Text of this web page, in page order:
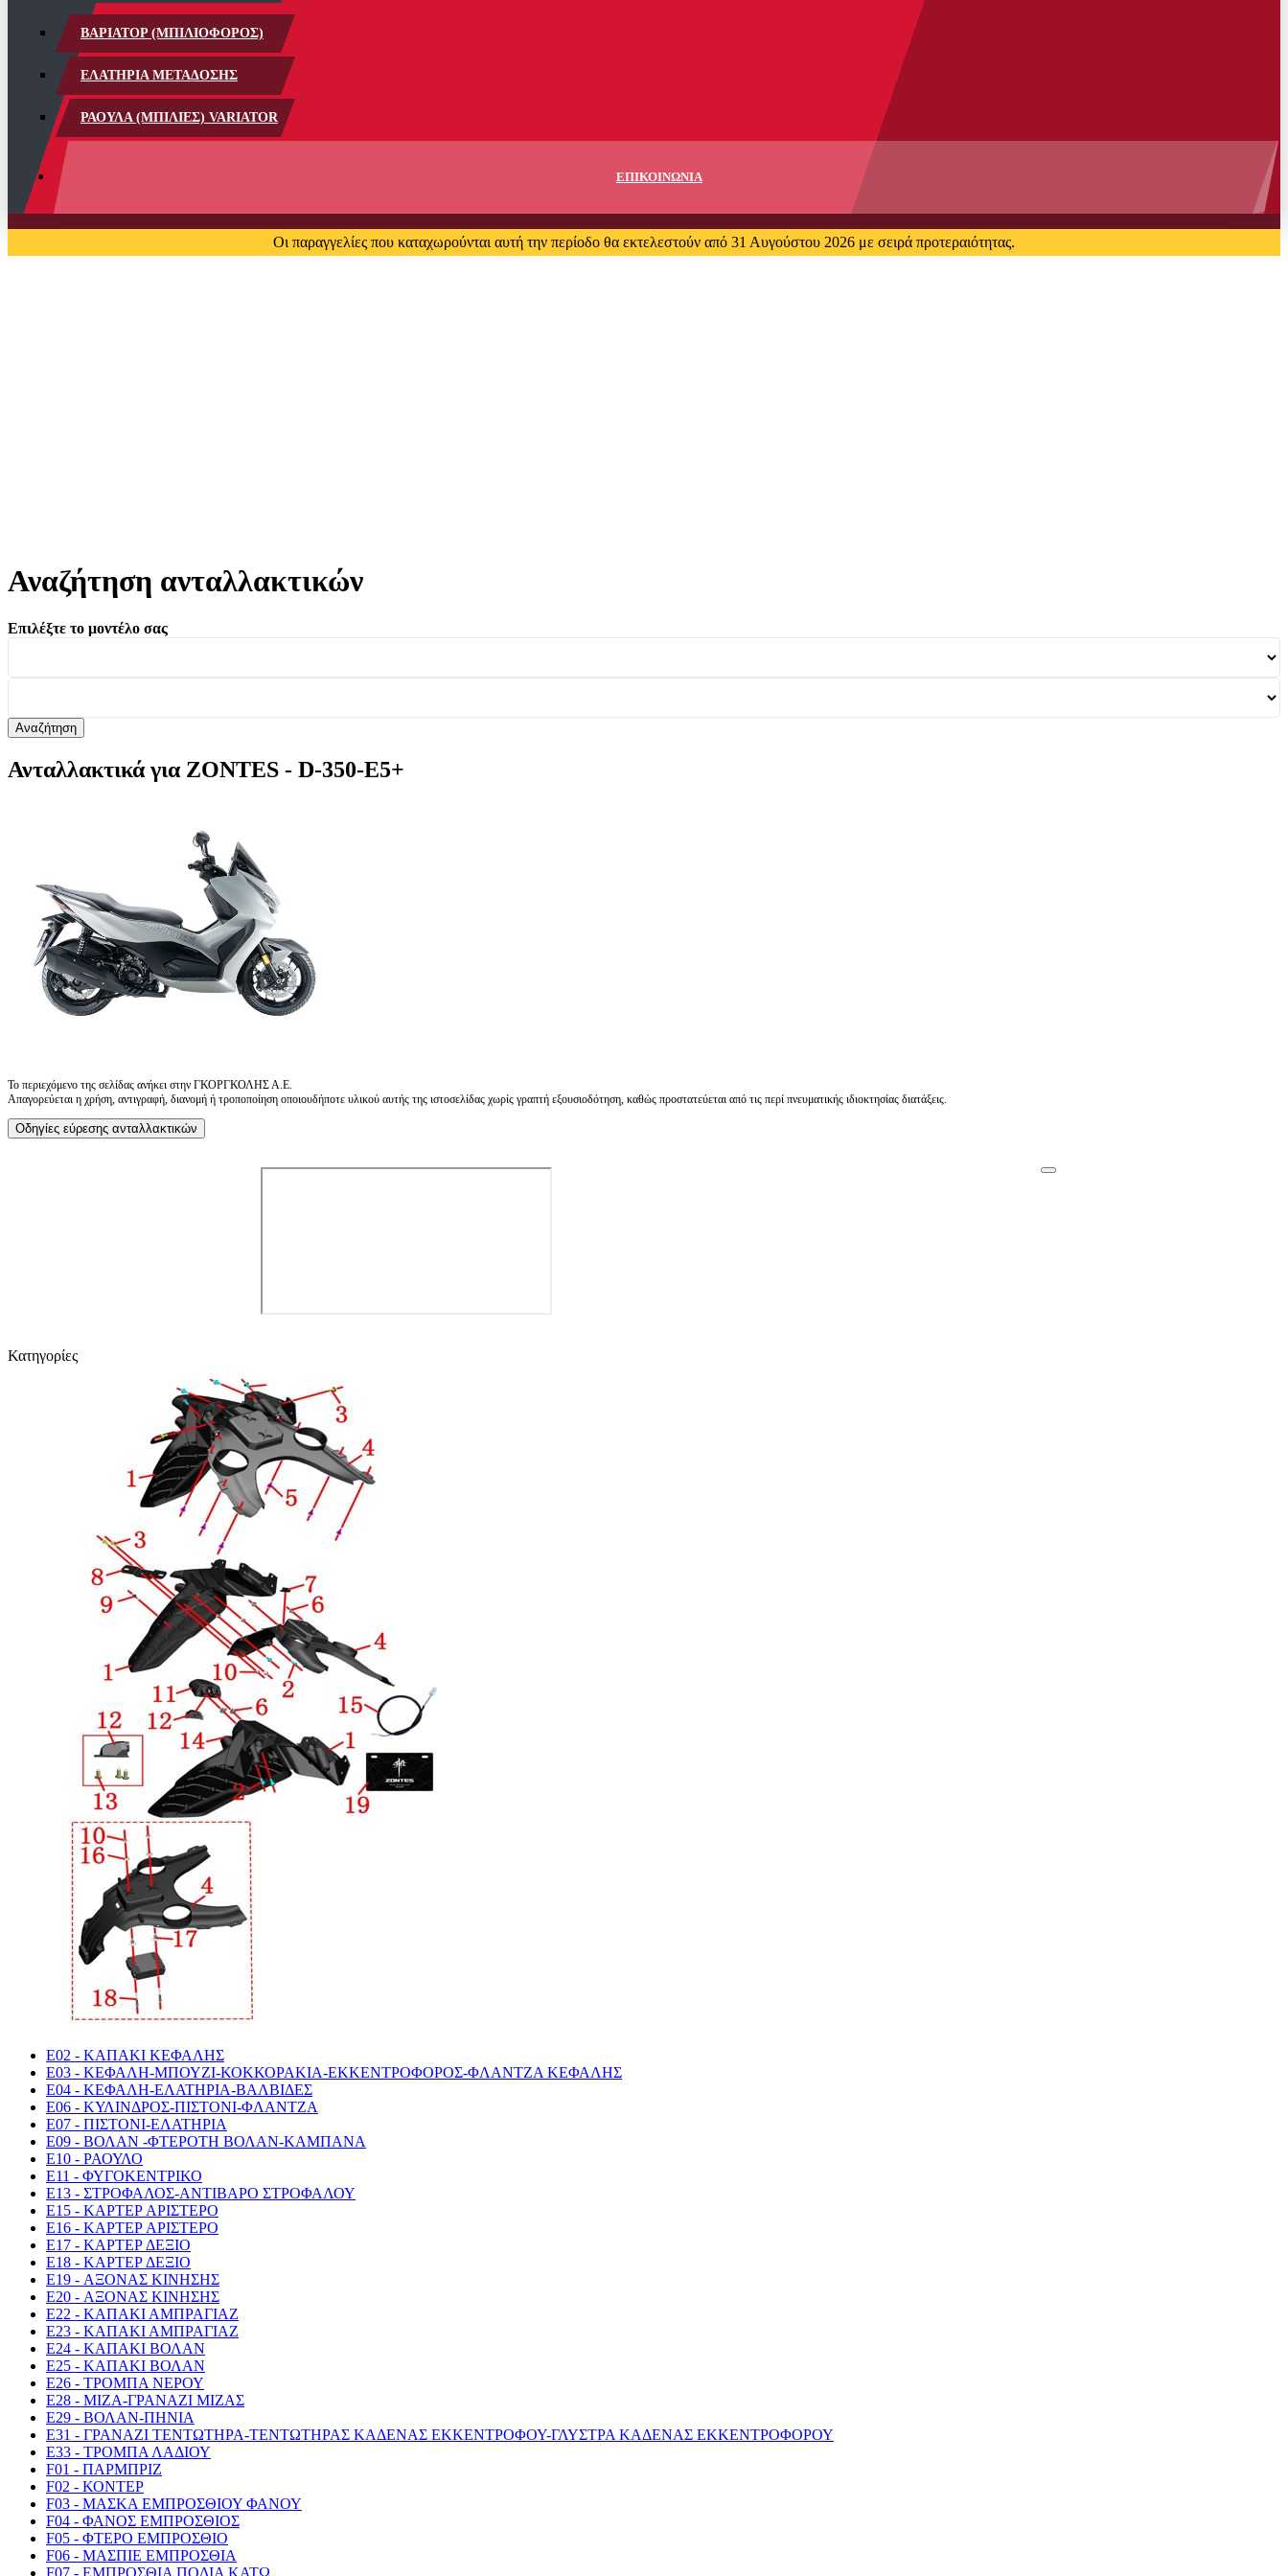
ΒΑΡΙΑΤΟΡ (ΜΠΙΛΙΟΦΟΡΟΣ)
ΕΛΑΤΗΡΙΑ ΜΕΤΑΔΟΣΗΣ
ΡΑΟΥΛΑ (ΜΠΙΛΙΕΣ) VARIATOR
ΕΠΙΚΟΙΝΩΝΙΑ
Οι παραγγελίες που καταχωρούνται αυτή την περίοδο θα εκτελεστούν από 31 Αυγούστου 2026 με σειρά προτεραιότητας.
Αναζήτηση ανταλλακτικών
Επιλέξτε το μοντέλο σας
Αναζήτηση
Ανταλλακτικά για ZONTES - D-350-E5+
Το περιεχόμενο της σελίδας ανήκει στην ΓΚΟΡΓΚΟΛΗΣ Α.Ε.
Απαγορεύεται η χρήση, αντιγραφή, διανομή ή τροποποίηση οποιουδήποτε υλικού αυτής της ιστοσελίδας χωρίς γραπτή εξουσιοδότηση, καθώς προστατεύεται από τις περί πνευματικής ιδιοκτησίας διατάξεις.
Οδηγίες εύρεσης ανταλλακτικών
Κατηγορίες
E02 - KAΠΑΚΙ ΚΕΦΑΛΗΣ
E03 - ΚΕΦΑΛΗ-ΜΠΟΥΖΙ-ΚΟΚΚΟΡΑΚΙΑ-ΕΚΚΕΝΤΡΟΦΟΡΟΣ-ΦΛΑΝΤΖΑ ΚΕΦΑΛΗΣ
E04 - ΚΕΦΑΛΗ-ΕΛΑΤΗΡΙΑ-ΒΑΛΒΙΔΕΣ
E06 - ΚΥΛΙΝΔΡΟΣ-ΠΙΣΤΟΝΙ-ΦΛΑΝΤΖΑ
E07 - ΠΙΣΤΟΝΙ-ΕΛΑΤΗΡΙΑ
E09 - ΒΟΛΑΝ -ΦΤΕΡΟΤΗ ΒΟΛΑΝ-ΚΑΜΠΑΝΑ
E10 - ΡΑΟΥΛΟ
E11 - ΦΥΓΟΚΕΝΤΡΙΚΟ
E13 - ΣΤΡΟΦΑΛΟΣ-ΑΝΤΙΒΑΡΟ ΣΤΡΟΦΑΛΟΥ
E15 - ΚΑΡΤΕΡ ΑΡΙΣΤΕΡΟ
E16 - ΚΑΡΤΕΡ ΑΡΙΣΤΕΡΟ
E17 - ΚΑΡΤΕΡ ΔΕΞΙΟ
E18 - ΚΑΡΤΕΡ ΔΕΞΙΟ
E19 - ΑΞΟΝΑΣ ΚΙΝΗΣΗΣ
E20 - ΑΞΟΝΑΣ ΚΙΝΗΣΗΣ
E22 - ΚΑΠΑΚΙ ΑΜΠΡΑΓΙΑΖ
E23 - ΚΑΠΑΚΙ ΑΜΠΡΑΓΙΑΖ
E24 - ΚΑΠΑΚΙ ΒΟΛΑΝ
E25 - ΚΑΠΑΚΙ ΒΟΛΑΝ
E26 - ΤΡΟΜΠΑ ΝΕΡΟΥ
E28 - ΜΙΖΑ-ΓΡΑΝΑΖΙ ΜΙΖΑΣ
E29 - ΒΟΛΑΝ-ΠΗΝΙΑ
E31 - ΓΡΑΝΑΖΙ ΤΕΝΤΩΤΗΡΑ-ΤΕΝΤΩΤΗΡΑΣ ΚΑΔΕΝΑΣ ΕΚΚΕΝΤΡΟΦΟΥ-ΓΛΥΣΤΡΑ ΚΑΔΕΝΑΣ ΕΚΚΕΝΤΡΟΦΟΡΟΥ
E33 - ΤΡΟΜΠΑ ΛΑΔΙΟΥ
F01 - ΠΑΡΜΠΡΙΖ
F02 - ΚΟΝΤΕΡ
F03 - ΜΑΣΚΑ ΕΜΠΡΟΣΘΙΟΥ ΦΑΝΟΥ
F04 - ΦΑΝΟΣ ΕΜΠΡΟΣΘΙΟΣ
F05 - ΦΤΕΡΟ ΕΜΠΡΟΣΘΙΟ
F06 - ΜΑΣΠΙΕ ΕΜΠΡΟΣΘΙΑ
F07 - ΕΜΠΡΟΣΘΙΑ ΠΟΔΙΑ ΚΑΤΩ